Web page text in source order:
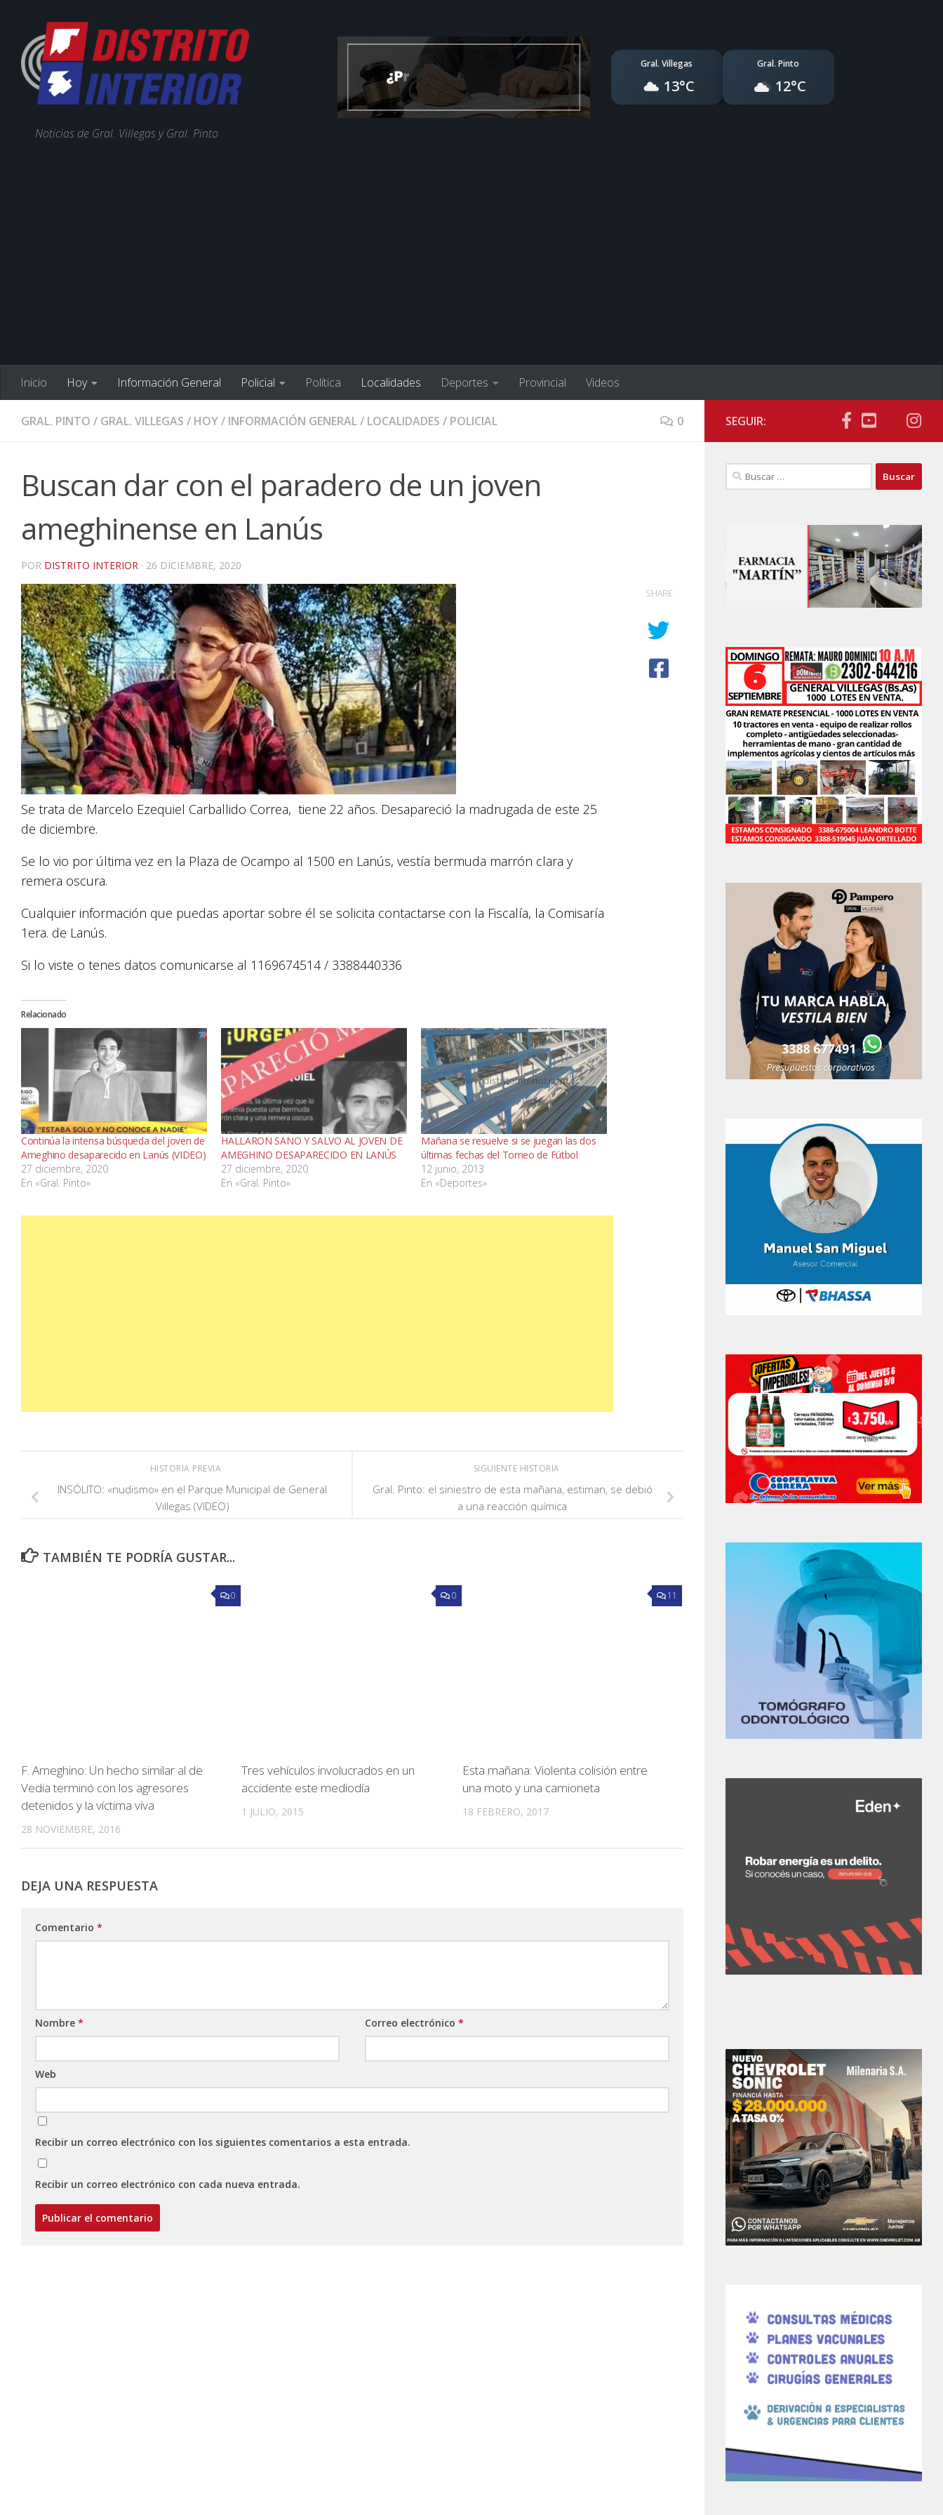
Noticias de Gral. Villegas y Gral. Pinto
Gral. Villegas
13°C
Gral. Pinto
12°C
Inicio Hoy Información General Policial Política Localidades Deportes Provincial Videos
GRAL. PINTO / GRAL. VILLEGAS / HOY/ INFORMACIÓN GENERAL/ LOCALIDADES / POLICIAL 0
Buscan dar con el paradero de un joven
ameghinense en Lanús
POR DISTRITO INTERIOR · 26 DICIEMBRE, 2020
Se trata de Marcelo Ezequiel Carballido Correa, tiene 22 años. Desapareció la madrugada de este 25
de diciembre.
Se lo vio por última vez en la Plaza de Ocampo al 1500 en Lanús, vestía bermuda marrón clara y
remera oscura.
Cualquier información que puedas aportar sobre él se solicita contactarse con la Fiscalía, la Comisaría
1era. de Lanús.
Si lo viste o tenes datos comunicarse al 1169674514 / 3388440336
Relacionado
Continúa la intensa búsqueda del joven de
Ameghino desaparecido en Lanús (VIDEO)
27 diciembre, 2020
En «Gral. Pinto»
HALLARON SANO Y SALVO AL JOVEN DE
AMEGHINO DESAPARECIDO EN LANÚS
27 diciembre, 2020
En «Gral. Pinto»
Mañana se resuelve si se juegan las dos
últimas fechas del Torneo de Fútbol
12 junio, 2013
En «Deportes»
SHARE
SIGUIENTE HISTORIA
Gral. Pinto: el siniestro de esta mañana, estiman, se debió
a una reacción química
HISTORIA PREVIA
INSÓLITO: «nudismo» en el Parque Municipal de General
Villegas (VIDEO)
TAMBIÉN TE PODRÍA GUSTAR...
0
F. Ameghino: Un hecho similar al de
Vedia terminó con los agresores
detenidos y la víctima viva
28 NOVIEMBRE, 2016
0
Tres vehículos involucrados en un
accidente este mediodía
1 JULIO, 2015
11
Esta mañana: Violenta colisión entre
una moto y una camioneta
18 FEBRERO, 2017
DEJA UNA RESPUESTA
Comentario *
Nombre * Correo electrónico*
Web
Recibir un correo electrónico con los siguientes comentarios a esta entrada.
Recibir un correo electrónico con cada nueva entrada.
SEGUIR:
Buscar: